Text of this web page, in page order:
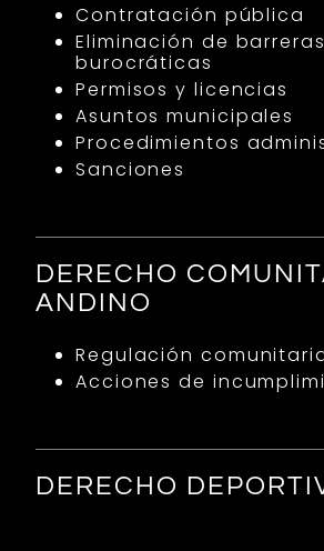
Contratación pública
Eliminación de barreras
burocráticas
Permisos y licencias
Asuntos municipales
Procedimientos
Sanciones
DERECHO
ANDINO
Regulación
Acciones de
DERECHO